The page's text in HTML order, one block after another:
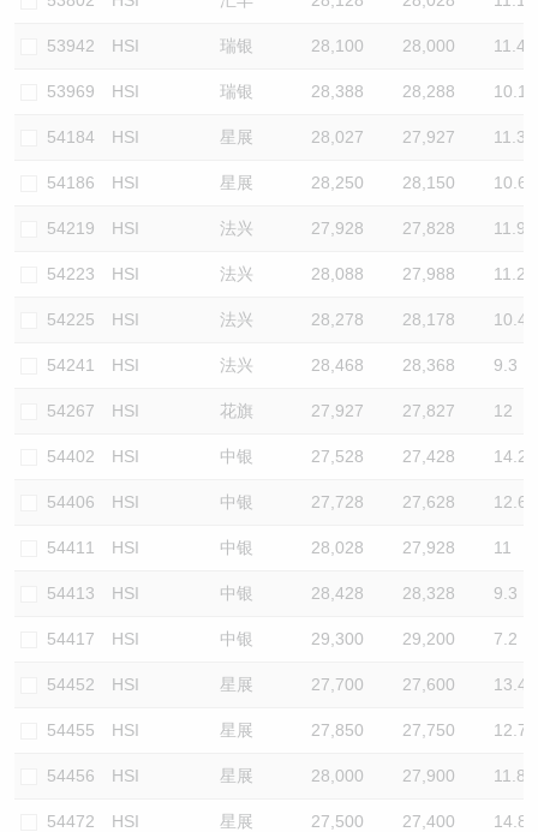
53942 HSI 瑞银 28,100 28,000 11.4
53969 HSI 瑞银 28,388 28,288 10.1
54184 HSI 星展 28,027 27,927 11.3
54186 HSI 星展 28,250 28,150 10.6
54219 HSI 法兴 27,928 27,828 11.9
54223 HSI 法兴 28,088 27,988 11.2
54225 HSI 法兴 28,278 28,178 10.4
54241 HSI 法兴 28,468 28,368 9.3
54267 HSI 花旗 27,927 27,827 12
54402 HSI 中银 27,528 27,428 14.2
54406 HSI 中银 27,728 27,628 12.6
54411 HSI 中银 28,028 27,928 11
54413 HSI 中银 28,428 28,328 9.3
54417 HSI 中银 29,300 29,200 7.2
54452 HSI 星展 27,700 27,600 13.4
54455 HSI 星展 27,850 27,750 12.7
54456 HSI 星展 28,000 27,900 11.8
54472 HSI 星展 27,500 27,400 14.8